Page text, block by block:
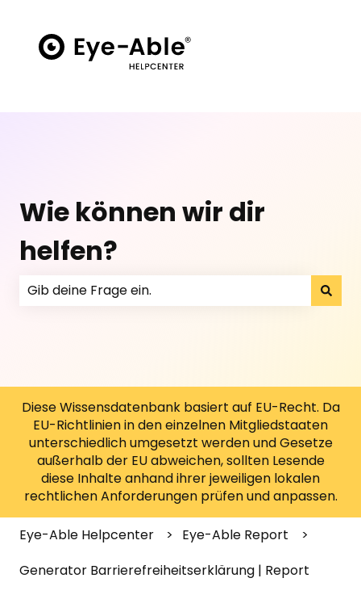
Wie können wir dir
helfen?
Diese Wissensdatenbank basiert auf EU-Recht. Da
EU-Richtlinien in den einzelnen Mitgliedstaaten
unterschiedlich umgesetzt werden und Gesetze
außerhalb der EU abweichen, sollten Lesende
diese Inhalte anhand ihrer jeweiligen lokalen
rechtlichen Anforderungen prüfen und anpassen.
Eye-Able Helpcenter
Eye-Able Report
Generator Barrierefreiheitserklärung | Report